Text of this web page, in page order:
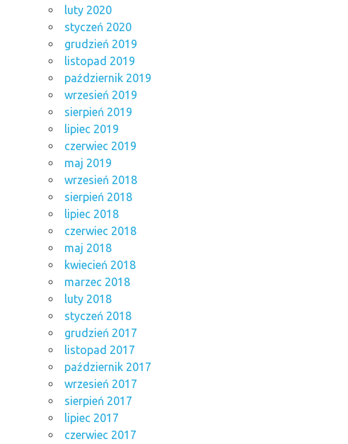
luty 2020
styczeń 2020
grudzień 2019
listopad 2019
październik 2019
wrzesień 2019
sierpień 2019
lipiec 2019
czerwiec 2019
maj 2019
wrzesień 2018
sierpień 2018
lipiec 2018
czerwiec 2018
maj 2018
kwiecień 2018
marzec 2018
luty 2018
styczeń 2018
grudzień 2017
listopad 2017
październik 2017
wrzesień 2017
sierpień 2017
lipiec 2017
czerwiec 2017